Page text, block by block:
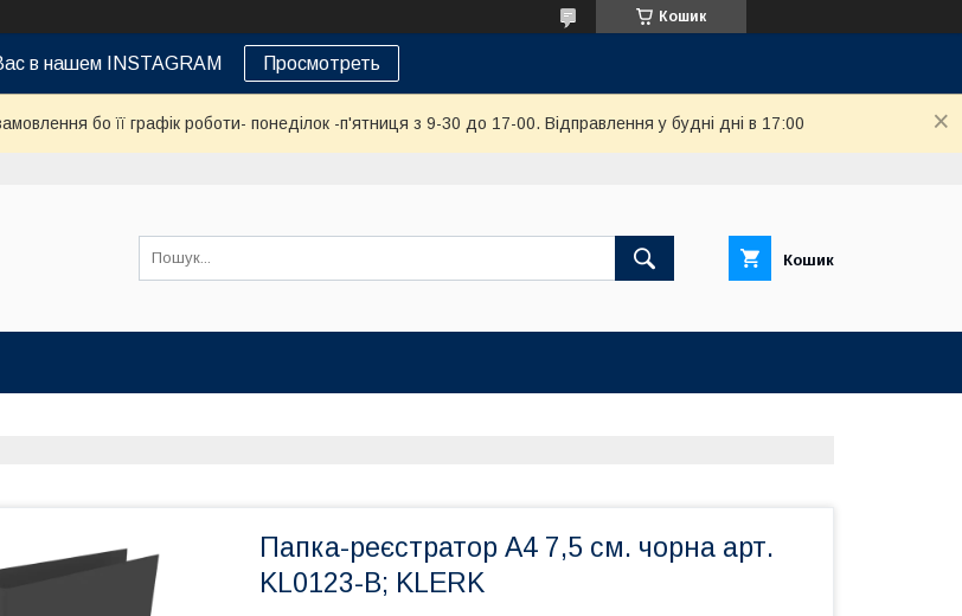
Кошик
в нашем INSTAGRAM Просмотреть
бо її графік роботи- понеділок -п'ятниця з 9-30 до 17-00. Відправлення у будні дні в 17:00
Кошик
Папка-реєстратор А4 7,5 см. чорна арт.
KL0123-B; KLERK